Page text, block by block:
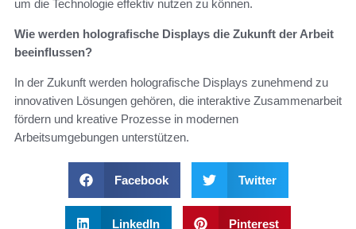
um die Technologie effektiv nutzen zu können.
Wie werden holografische Displays die Zukunft der Arbeit
beeinflussen?
In der Zukunft werden holografische Displays zunehmend zu
innovativen Lösungen gehören, die interaktive Zusammenarbeit
fördern und kreative Prozesse in modernen
Arbeitsumgebungen unterstützen.
Facebook Twitter
LinkedIn Pinterest